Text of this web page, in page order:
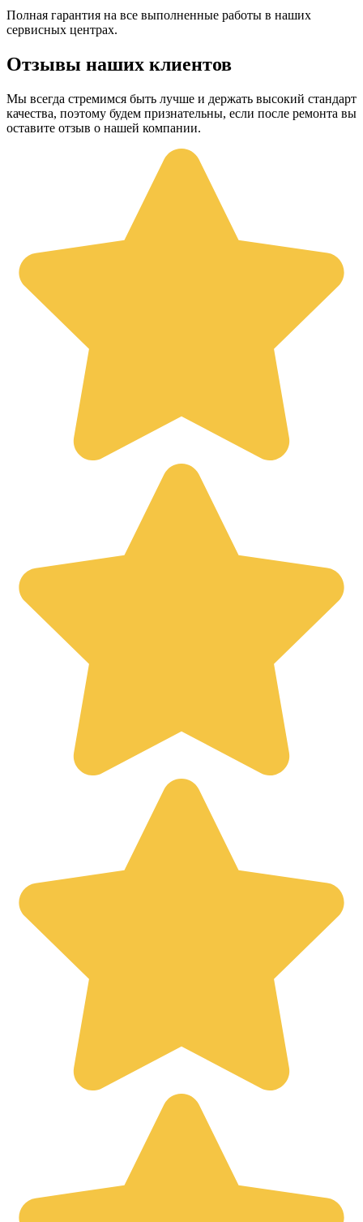
Полная гарантия на все выполненные работы в наших
сервисных центрах.
Отзывы наших клиентов
Мы всегда стремимся быть лучше и держать высокий стандарт
качества, поэтому будем признательны, если после ремонта вы
оставите отзыв о нашей компании.